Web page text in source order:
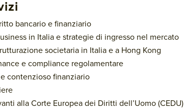
bancario e finanziario
in Italia e strategie di ingresso nel mercato
societaria in Italia e a Hong Kong
e compliance regolamentare
contenzioso finanziario
alla Corte Europea dei Diritti dell’Uomo (CEDU)